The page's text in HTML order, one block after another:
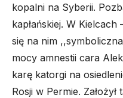
kopalni na Syberii.
kapłańskiej. W
się na nim
mocy amnestii cara
karę katorgi na
Rosji w Permie. Założył